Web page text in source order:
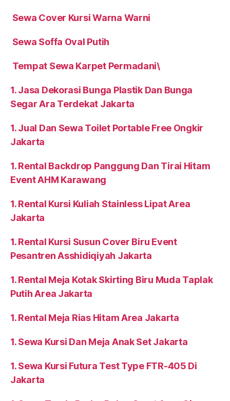
Sewa Cover Kursi Warna Warni
Sewa Soffa Oval Putih
Tempat Sewa Karpet Permadani\
1. Jasa Dekorasi Bunga Plastik Dan Bunga
Segar Ara Terdekat Jakarta
1. Jual Dan Sewa Toilet Portable Free Ongkir
Jakarta
1. Rental Backdrop Panggung Dan Tirai Hitam
Event AHM Karawang
1. Rental Kursi Kuliah Stainless Lipat Area
Jakarta
1. Rental Kursi Susun Cover Biru Event
Pesantren Asshidiqiyah Jakarta
1. Rental Meja Kotak Skirting Biru Muda Taplak
Putih Area Jakarta
1. Rental Meja Rias Hitam Area Jakarta
1. Sewa Kursi Dan Meja Anak Set Jakarta
1. Sewa Kursi Futura Test Type FTR-405 Di
Jakarta